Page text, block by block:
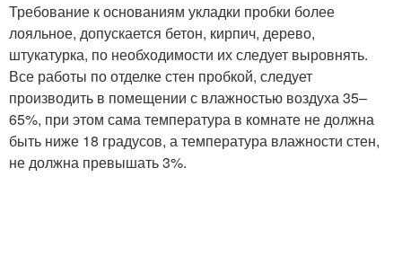
Требование к основаниям укладки пробки более
лояльное, допускается бетон, кирпич, дерево,
штукатурка, по необходимости их следует выровнять.
Все работы по отделке стен пробкой, следует
производить в помещении с влажностью воздуха 35–
65%, при этом сама температура в комнате не должна
быть ниже 18 градусов, а температура влажности стен,
не должна превышать 3%.